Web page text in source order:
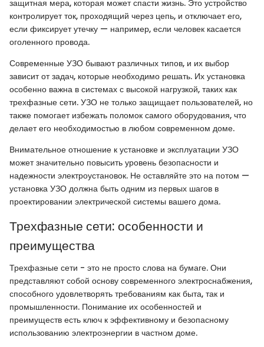
защитная мера, которая может спасти жизнь. Это устройство
контролирует ток, проходящий через цепь, и отключает его,
если фиксирует утечку — например, если человек касается
оголенного провода.
Современные УЗО бывают различных типов, и их выбор
зависит от задач, которые необходимо решать. Их установка
особенно важна в системах с высокой нагрузкой, таких как
трехфазные сети. УЗО не только защищает пользователей, но
также помогает избежать поломок самого оборудования, что
делает его необходимостью в любом современном доме.
Внимательное отношение к установке и эксплуатации УЗО
может значительно повысить уровень безопасности и
надежности электроустановок. Не оставляйте это на потом —
установка УЗО должна быть одним из первых шагов в
проектировании электрической системы вашего дома.
Трехфазные сети: особенности и
преимущества
Трехфазные сети - это не просто слова на бумаге. Они
представляют собой основу современного электроснабжения,
способного удовлетворять требованиям как быта, так и
промышленности. Понимание их особенностей и
преимуществ есть ключ к эффективному и безопасному
использованию электроэнергии в частном доме.